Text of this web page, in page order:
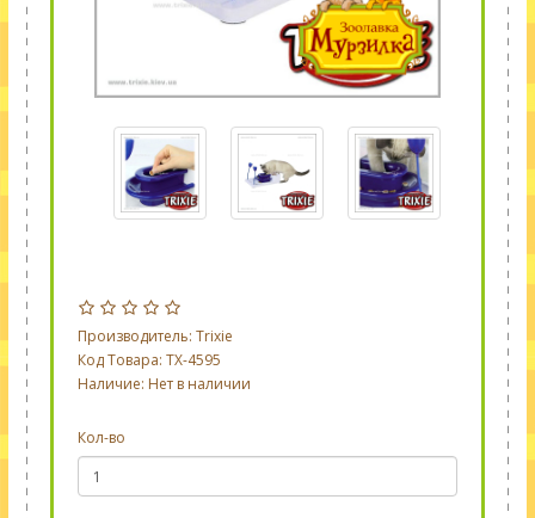
Производитель: Trixie
Код Товара: TX-4595
Наличие: Нет в наличии
Кол-во